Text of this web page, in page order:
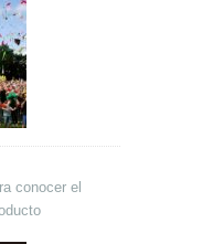
conocer el